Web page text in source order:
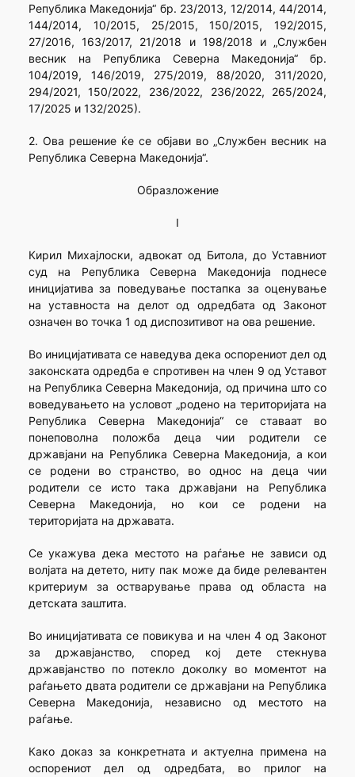
Република Македонија“ бр. 23/2013, 12/2014, 44/2014,
144/2014, 10/2015, 25/2015, 150/2015, 192/2015,
27/2016, 163/2017, 21/2018 и 198/2018 и „Службен
весник на Република Северна Македонија“ бр.
104/2019, 146/2019, 275/2019, 88/2020, 311/2020,
294/2021, 150/2022, 236/2022, 236/2022, 265/2024,
17/2025 и 132/2025).
2. Ова решение ќе се објави во „Службен весник на
Република Северна Македонија“.
Образложение
I
Кирил Михајлоски, адвокат од Битола, до Уставниот
суд на Република Северна Македонија поднесе
иницијатива за поведување постапка за оценување
на уставноста на делот од одредбата од Законот
означен во точка 1 од диспозитивот на ова решение.
Во иницијативата се наведува дека оспорениот дел од
законската одредба е спротивен на член 9 од Уставот
на Република Северна Македонија, од причина што со
воведувањето на условот „родено на територијата на
Република Северна Македонија“ се ставаат во
понеповолна положба деца чии родители се
државјани на Република Северна Македонија, а кои
се родени во странство, во однос на деца чии
родители се исто така државјани на Република
Северна Македонија, но кои се родени на
територијата на државата.
Се укажува дека местото на раѓање не зависи од
волјата на детето, ниту пак може да биде релевантен
критериум за остварување права од областа на
детската заштита.
Во иницијативата се повикува и на член 4 од Законот
за државјанство, според кој дете стекнува
државјанство по потекло доколку во моментот на
раѓањето двата родители се државјани на Република
Северна Македонија, независно од местото на
раѓање.
Како доказ за конкретната и актуелна примена на
оспорениот дел од одредбата, во прилог на